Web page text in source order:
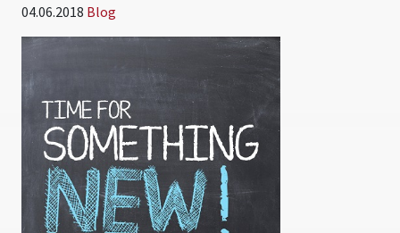
04.06.2018 Blog